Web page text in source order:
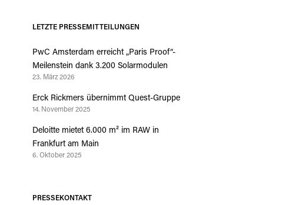
LETZTE PRESSEMITTEILUNGEN
PwC Amsterdam erreicht „Paris Proof“-
Meilenstein dank 3.200 Solarmodulen
23. März 2026
Erck Rickmers übernimmt Quest-Gruppe
14. November 2025
Deloitte mietet 6.000 m² im RAW in
Frankfurt am Main
6. Oktober 2025
PRESSEKONTAKT